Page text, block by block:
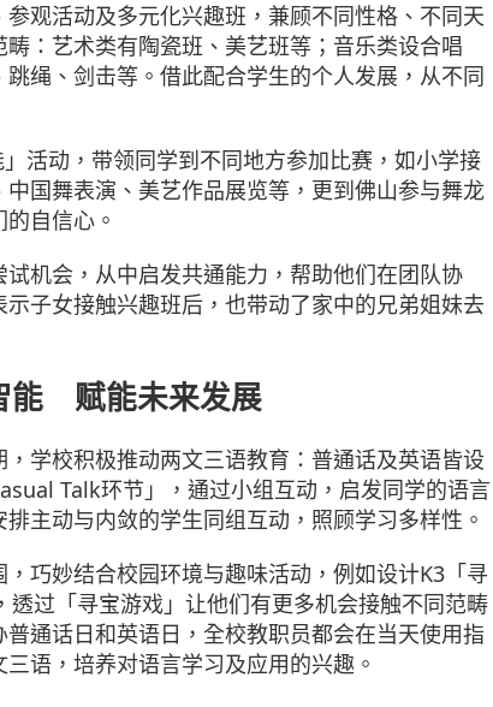
观活动及多元化兴趣班，兼顾不同性格、不同天
：艺术类有陶瓷班、美艺班等；音乐类设合唱
绳、剑击等。借此配合学生的个人发展，从不同
活动，带领同学到不同地方参加比赛，如小学接
国舞表演、美艺作品展览等，更到佛山参与舞龙
自信心。
机会，从中启发共通能力，帮助他们在团队协
子女接触兴趣班后，也带动了家中的兄弟姐妹去
能 赋能未来发展
学校积极推动两文三语教育：普通话及英语皆设
Talk环节」，通过小组互动，启发同学的语言
主动与内敛的学生同组互动，照顾学习多样性。
巧妙结合校园环境与趣味活动，例如设计K3「寻
过「寻宝游戏」让他们有更多机会接触不同范畴
通话日和英语日，全校教职员都会在当天使用指
语，培养对语言学习及应用的兴趣。